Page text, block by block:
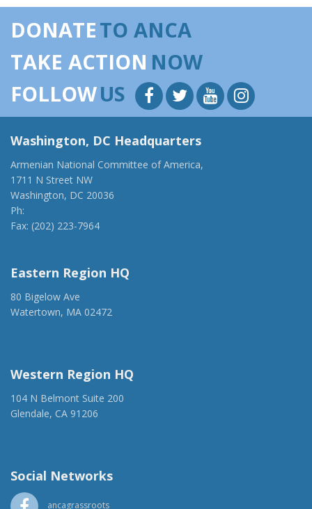
DONATETO ANCA
TAKE ACTION NOW
FOLLOWUS
Washington, DC Headquarters
Armenian National Committee of America,
1711 N Street NW
Washington, DC 20036
Ph:
Fax: (202) 223-7964
Eastern Region HQ
80 Bigelow Ave
Watertown, MA 02472
Western Region HQ
104 N Belmont Suite 200
Glendale, CA 91206
Social Networks
ancagrassroots